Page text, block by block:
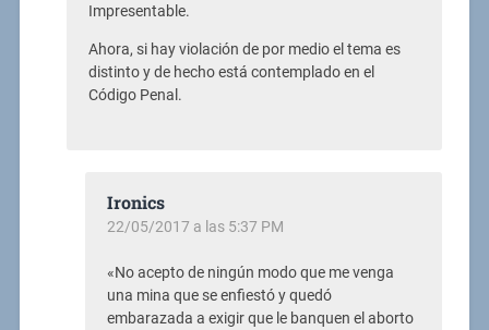
Impresentable.
Ahora, si hay violación de por medio el tema es
distinto y de hecho está contemplado en el
Código Penal.
Ironics
22/05/2017 a las 5:37 PM
«No acepto de ningún modo que me venga
una mina que se enfiestó y quedó
embarazada a exigir que le banquen el aborto